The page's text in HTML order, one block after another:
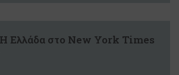
Ελλάδα στo New York Times